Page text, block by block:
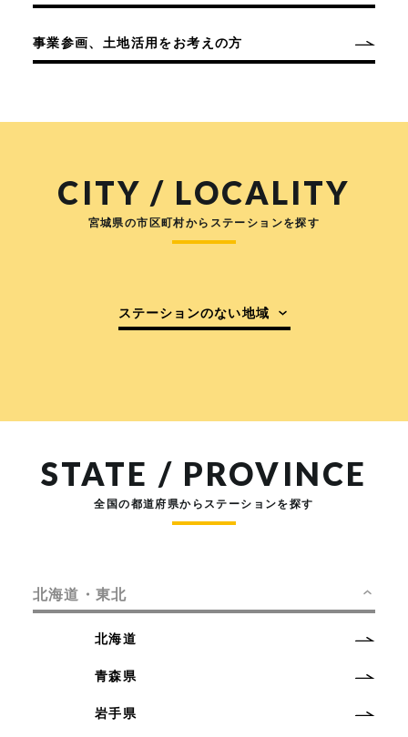
事業参画、土地活用をお考えの方
CITY / LOCALITY
宮城県の市区町村からステーションを探す
ステーションのない地域
STATE / PROVINCE
全国の都道府県からステーションを探す
北海道・東北
北海道
青森県
岩手県